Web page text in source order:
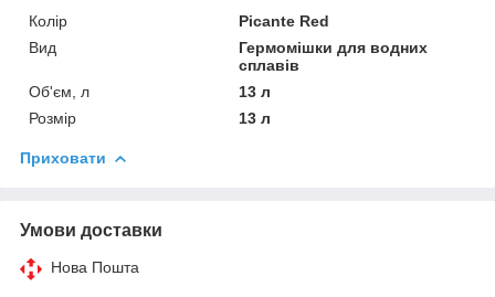
Колір
Picante Red
Вид
Гермомішки для водних
сплавів
Об'єм, л
13 л
Розмір
13 л
Приховати
Умови доставки
Нова Пошта